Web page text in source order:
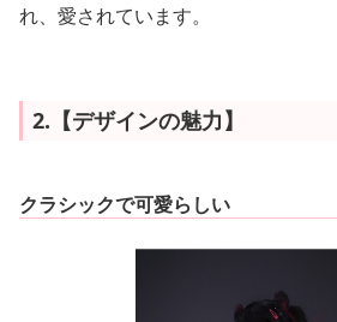
れ、愛されています。
2.【デザインの魅力】
クラシックで可愛らしい